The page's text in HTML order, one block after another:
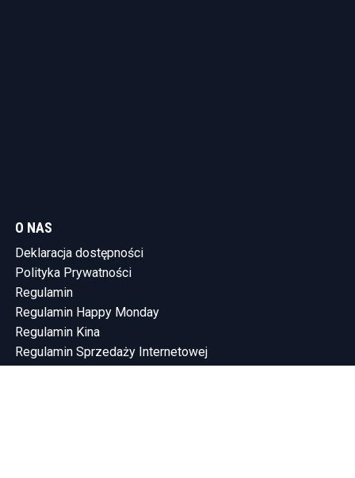
O NAS
Deklaracja dostępności
Polityka Prywatności
Regulamin
Regulamin Happy Monday
Regulamin Kina
Regulamin Sprzedaży Internetowej